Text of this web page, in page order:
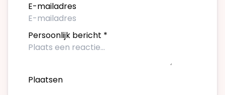
E-mailadres
Persoonlijk bericht *
Plaatsen